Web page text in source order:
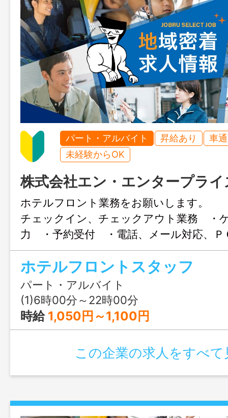
パート・アルバイト 昇給あり
車
未経験からOK
株式会社エン・エンタープライ
ホテルフロント業務をお願いします
チェックイン、チェックアウト業務 ・
力 ・予約受付 ・電話、メール対応、
な客室清掃チェック ・備品確認 従事す
囲：変更なし 未経験の方でも先輩スタ
ー二ングいたします
ホテルフロントスタッフ
パート・アルバイト
(1)6時00分～22時00分
時給 1,050円～1,100円
この企業の求人をすべて